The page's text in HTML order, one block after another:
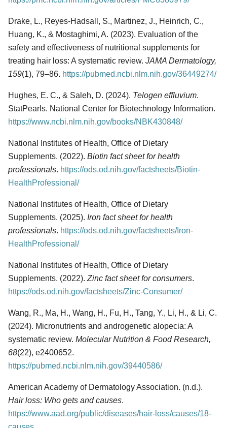
Search
for:
Drake, L., Reyes-Hadsall, S., Martinez, J., Heinrich, C.,
Huang, K., & Mostaghimi, A. (2023). Evaluation of the
safety and effectiveness of nutritional supplements for
treating hair loss: A systematic review. JAMA Dermatology,
159(1), 79–86. https://pubmed.ncbi.nlm.nih.gov/36449274/
Hughes, E. C., & Saleh, D. (2024). Telogen effluvium.
StatPearls. National Center for Biotechnology Information.
https://www.ncbi.nlm.nih.gov/books/NBK430848/
National Institutes of Health, Office of Dietary
Supplements. (2022). Biotin fact sheet for health
professionals. https://ods.od.nih.gov/factsheets/Biotin-
HealthProfessional/
National Institutes of Health, Office of Dietary
Supplements. (2025). Iron fact sheet for health
professionals. https://ods.od.nih.gov/factsheets/Iron-
HealthProfessional/
National Institutes of Health, Office of Dietary
Supplements. (2022). Zinc fact sheet for consumers.
https://ods.od.nih.gov/factsheets/Zinc-Consumer/
Wang, R., Ma, H., Wang, H., Fu, H., Tang, Y., Li, H., & Li, C.
(2024). Micronutrients and androgenetic alopecia: A
systematic review. Molecular Nutrition & Food Research,
68(22), e2400652.
https://pubmed.ncbi.nlm.nih.gov/39440586/
American Academy of Dermatology Association. (n.d.).
Hair loss: Who gets and causes.
https://www.aad.org/public/diseases/hair-loss/causes/18-